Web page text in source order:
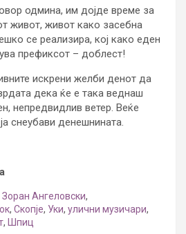
одмина, им дојде време за
живот, живот како засебна
се реализира, кој како еден
префиксот – доблест!
искрени желби денот да
дека ќе е така веднаш
непредвидлив ветер. Веќе
снеубави денешнината.
Зоран Ангеловски,
, Скопје, Уки, улични музичари,
, Шпиц